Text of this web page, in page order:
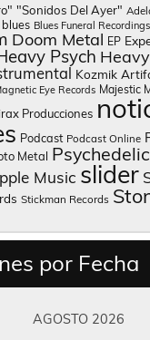
"Sonidos Del Ayer"
blues Blues Funeral Recordings
Doom Metal EP
Psych
Kozmik
Eye Records Majestic
Producciones
Podcast Podcast Online
Metal Psychedelic
Music slider
Stickman Records
por Fecha
AGOSTO 2026